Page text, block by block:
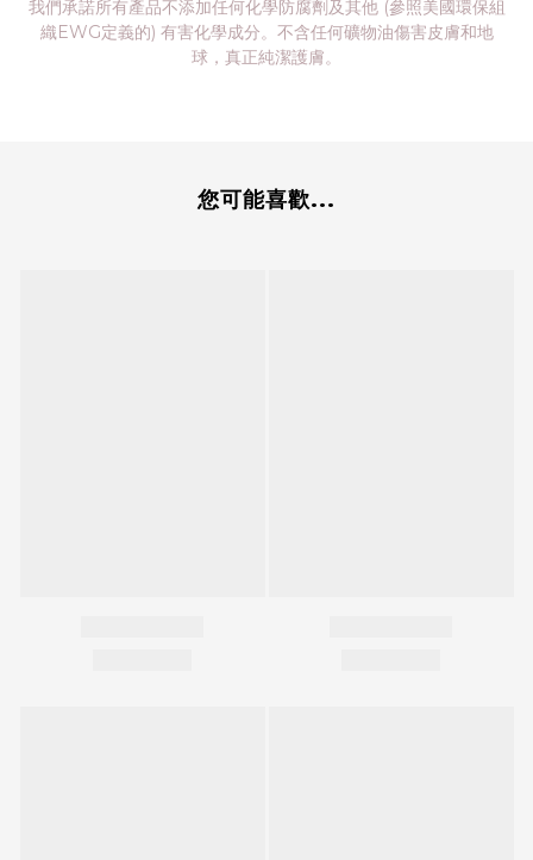
我們承諾所有產品不添加任何化學防腐劑及其他 (參照美國環保組
織EWG定義的) 有害化學成分。不含任何礦物油傷害皮膚和地
球，真正純潔護膚。
您可能喜歡...